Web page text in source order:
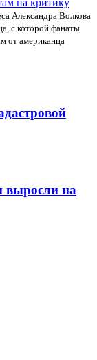
на критику
Александра Волкова
с которой фанаты
от американца
выросли на